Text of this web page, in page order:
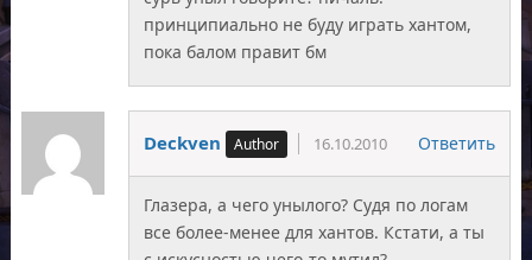
принципиально не буду играть хантом,
пока балом правит бм
Deckven 16.10.2010 Ответить
Глазера, а чего унылого? Судя по логам
все более-менее для хантов. Кстати, а ты